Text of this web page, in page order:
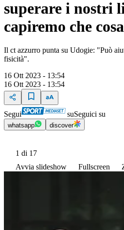
superare i nostri
capiremo che
Il ct azzurro punta su Udogie: "Può
fisicità".
16 Ott 2023 - 13:54
16 Ott 2023 - 13:54
Segui suSeguici su
whatsapp discover
1 di 17
Avvia slideshow
Fullscreen